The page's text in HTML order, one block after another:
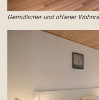
Gemütlicher und offener